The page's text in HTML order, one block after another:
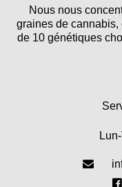
Nous nous
graines de
de 10 génétiques